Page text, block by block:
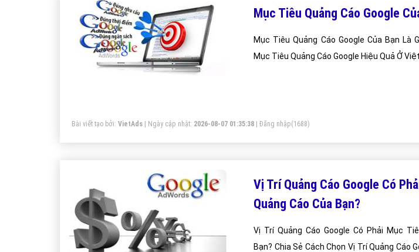
Mục Tiêu Quảng Cáo Google
Mục Tiêu Quảng Cáo Google Của Bạn Là
Mục Tiêu Quảng Cáo Google Hiệu Quả Ở
Bài viết tạo bởi: VietAds | Ngày cập nhật: 2026-08-07 01:35:38 Đăng nhập(1688)
Vị Trí Quảng Cáo Google Có
Quảng Cáo Của Bạn?
Vị Trí Quảng Cáo Google Có Phải Mục
Bạn? Chia Sẻ Cách Chọn Vị Trí Quảng Cáo